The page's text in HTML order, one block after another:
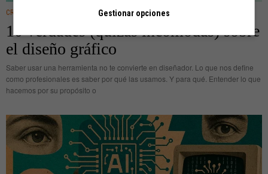
CREATIVIDAD
10 verdades (quizás incómodas) sobre
el diseño gráfico
Saber usar una herramienta no te convierte en diseñador. Lo que nos define
como profesionales es saber por qué las usamos. Y para qué. Entender lo que
hacemos por su propósito o
Gestionar opciones